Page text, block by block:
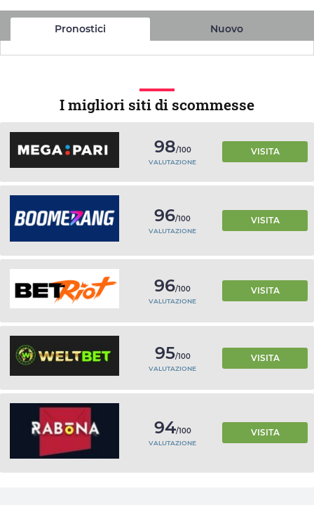
Pronostici Nuovo
I migliori siti di scommesse
98/100
VALUTAZIONE
VISITA
96/100
VALUTAZIONE
VISITA
96/100
VALUTAZIONE
VISITA
95/100
VALUTAZIONE
VISITA
94/100
VALUTAZIONE
VISITA